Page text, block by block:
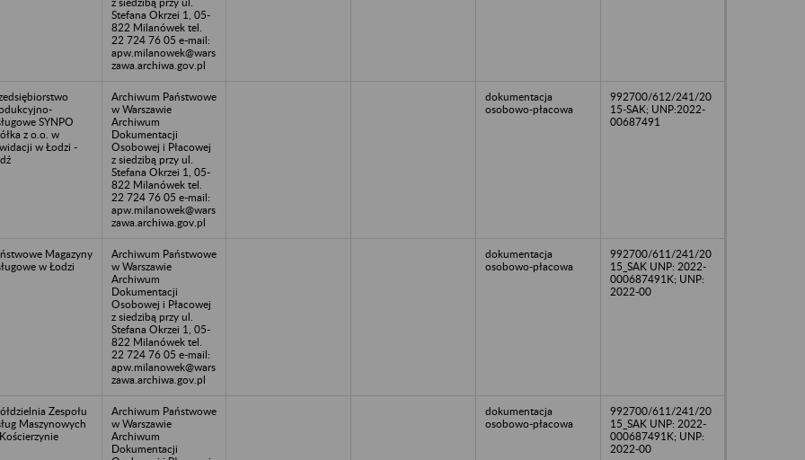
Stefana Okrzei 1, 05-
822 Milanówek tel.
22 724 76 05 e-mail:
apw.milanowek@wars
zawa.archiwa.gov.pl
SYNPO
z o.o. w
w Łodzi -
Archiwum Państwowe
w Warszawie
Archiwum
Dokumentacji
Osobowej i Płacowej
z siedzibą przy ul.
Stefana Okrzei 1, 05-
822 Milanówek tel.
22 724 76 05 e-mail:
apw.milanowek@wars
zawa.archiwa.gov.pl
dokumentacja
osobowo-płacowa
992700/612/241/20
15-SAK; UNP:2022-
00687491
Magazyny
w Łodzi
Archiwum Państwowe
w Warszawie
Archiwum
Dokumentacji
Osobowej i Płacowej
z siedzibą przy ul.
Stefana Okrzei 1, 05-
822 Milanówek tel.
22 724 76 05 e-mail:
apw.milanowek@wars
zawa.archiwa.gov.pl
dokumentacja
osobowo-płacowa
992700/611/241/20
15_SAK UNP: 2022-
000687491K; UNP:
2022-00
Zespołu
Maszynowych
Archiwum Państwowe
w Warszawie
Archiwum
Dokumentacji
dokumentacja
osobowo-płacowa
992700/611/241/20
15_SAK UNP: 2022-
000687491K; UNP:
2022-00